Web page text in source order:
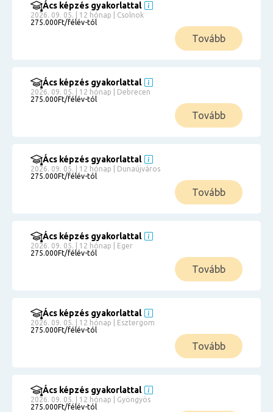
Ács képzés gyakorlattal
2026. 09. 05. | 12 hónap | Csolnok
275.000Ft/félév-tól
Tovább
Ács képzés gyakorlattal
2026. 09. 05. | 12 hónap | Debrecen
275.000Ft/félév-tól
Tovább
Ács képzés gyakorlattal
2026. 09. 05. | 12 hónap | Dunaújváros
275.000Ft/félév-tól
Tovább
Ács képzés gyakorlattal
2026. 09. 05. | 12 hónap | Eger
275.000Ft/félév-tól
Tovább
Ács képzés gyakorlattal
2026. 09. 05. | 12 hónap | Esztergom
275.000Ft/félév-tól
Tovább
Ács képzés gyakorlattal
2026. 09. 05. | 12 hónap | Gyöngyös
275.000Ft/félév-tól